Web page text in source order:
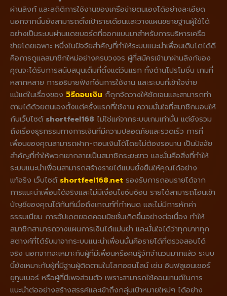
ผ่านลิงก์ และสถิติการใช้งานของเครือข่ายตนเองได้อย่างละเอียด
นอกจากนั้นยังสามารถตั้งเป้ารายเดือนและวางแผนขยายฐานผู้ใช้ได้
อย่างเป็นระบบผ่านแดชบอร์ดที่ออกแบบมาสำหรับการบริหารเครือ
ข่ายโดยเฉพาะ หนึ่งในปัจจัยสำคัญที่ทำให้ระบบแนะนำเพื่อนเติบโตได้ดี
คือการดูแลสมาชิกใหม่อย่างครบวงจร ผู้ที่สมัครเข้ามาผ่านลิงก์ของ
คุณจะได้รับการสนับสนุนเต็มที่ตั้งแต่วันแรก ทั้งด้านโปรโมชั่น เกมที่
หลากหลาย การอธิบายฟังก์ชันการใช้งาน และระบบที่เข้าใจง่าย
แม้แต่ในเรื่องของ วิธีถอนเงิน ก็ถูกจัดวางให้ชัดเจนและสามารถทำ
ตามได้ด้วยตนเองตั้งแต่ครั้งแรกที่ใช้งาน ความมั่นใจที่สมาชิกมอบให้
กับเว็บไซต์ shortfeel168 ไม่ใช่แค่จากระบบเกมเท่านั้น แต่ยังรวม
ถึงเรื่องธุรกรรมทางการเงินที่มีความปลอดภัยและรวดเร็ว การที่
เพื่อนของคุณสามารถฝาก-ถอนเงินได้โดยไม่ต้องรอนาน เป็นปัจจัย
สำคัญที่ทำให้พวกเขากลายเป็นสมาชิกระยะยาว และนั่นคือสิ่งที่ทำให้
ระบบแนะนำเพื่อนสามารถสร้างรายได้แบบยั่งยืนให้คุณได้อย่าง
แท้จริง เว็บไซต์ shortfeel168.net รองรับการถอนรายได้จาก
การแนะนำเพื่อนได้จริงและไม่มีเงื่อนไขซับซ้อน รายได้สามารถโอนเข้า
บัญชีของคุณได้ทันทีเมื่อถึงเกณฑ์ที่กำหนด และไม่มีการหักค่า
ธรรมเนียม การอัปเดตยอดคอมมิชชั่นเกิดขึ้นอย่างต่อเนื่อง ทำให้
สมาชิกสามารถวางแผนการเงินได้แม่นยำ และมั่นใจได้ว่าทุกบาททุก
สตางค์ที่ได้รับมาจากระบบแนะนำเพื่อนนั้นคือรายได้ที่ตรวจสอบได้
จริง นอกจากจะเหมาะกับผู้ที่มีเพื่อนหรือคนรู้จักจำนวนมากแล้ว ระบบ
นี้ยังเหมาะกับผู้ที่มีฐานผู้ติดตามในโลกออนไลน์ เช่น อินฟลูเอนเซอร์
ยูทูบเบอร์ หรือผู้ที่มีเพจส่วนตัว เพราะสามารถใช้คอนเทนต์ในการ
แนะนำต่ออย่างสร้างสรรค์และเข้าถึงกลุ่มเป้าหมายใหม่ๆ ได้อย่าง